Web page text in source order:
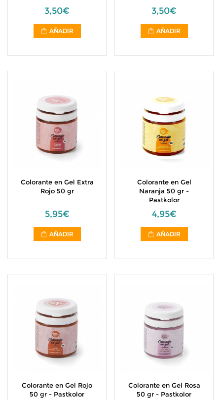
3,50€
AÑADIR
3,50€
AÑADIR
Colorante en Gel Extra
Rojo 50 gr
5,95€
AÑADIR
Colorante en Gel
Naranja 50 gr -
Pastkolor
4,95€
AÑADIR
Colorante en Gel Rojo
50 gr - Pastkolor
Colorante en Gel Rosa
50 gr - Pastkolor